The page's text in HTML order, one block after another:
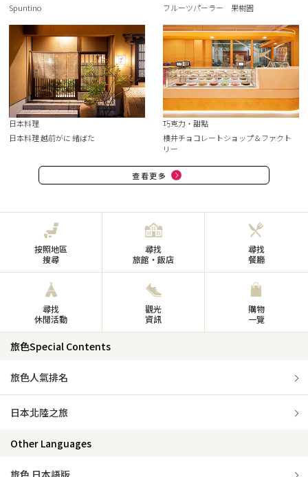
Spuntino
フルーツパーラー 果樹園
日本料理
日本料理 越前がに 緒ばた
巧克力・甜點
横井チョコレートショップ＆ファクト
リー
查看更多
按照地區
搜尋
尋找
旅館・飯店
尋找
餐廳
尋找
休閒活動
觀光
資訊
購物
一覽
旅色Special Contents
旅色人氣排名
日本北陸之旅
Other Languages